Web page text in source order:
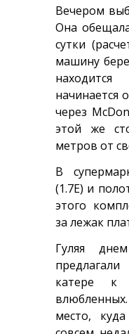
Вечером
Она
сутки
машину
начинается
через
этой же
метров от
В
(1.7Е) и
этого
за лежак
Гуляя
катере
место,